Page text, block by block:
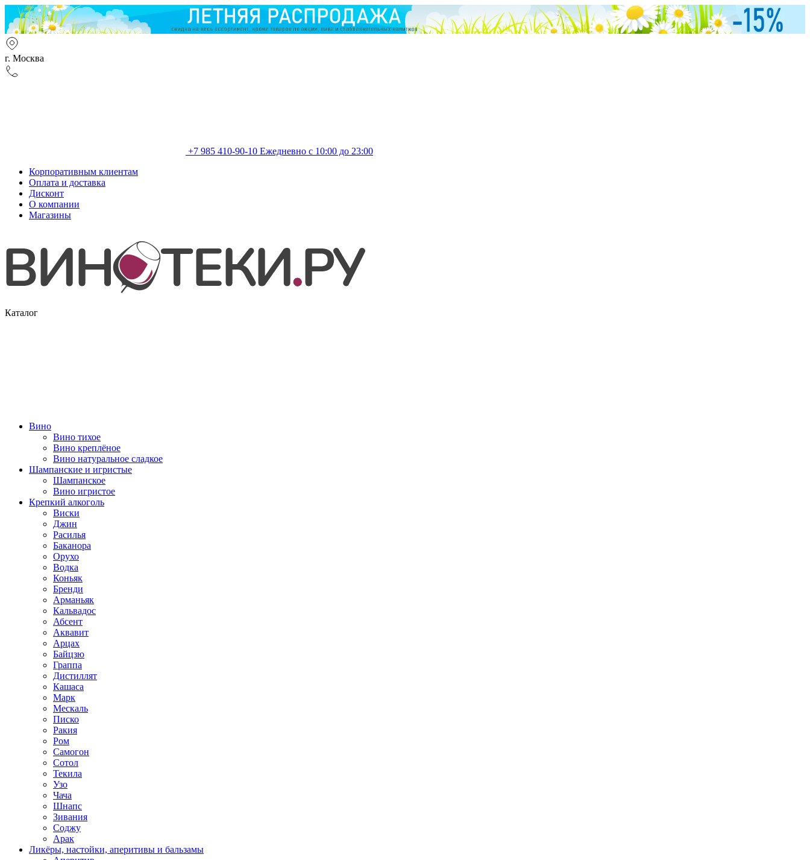
г. Москва
+7 985 410-90-10 Ежедневно с 10:00 до 23:00
Корпоративным клиентам
Оплата и доставка
Дисконт
О компании
Магазины
Каталог
Вино
Вино тихое
Вино креплёное
Вино натуральное сладкое
Шампанские и игристые
Шампанское
Вино игристое
Крепкий алкоголь
Виски
Джин
Расилья
Баканора
Орухо
Водка
Коньяк
Бренди
Арманьяк
Кальвадос
Абсент
Аквавит
Арцах
Байцзю
Граппа
Дистиллят
Кашаса
Марк
Мескаль
Писко
Ракия
Ром
Самогон
Сотол
Текила
Узо
Чача
Шнапс
Зивания
Соджу
Арак
Ликёры, настойки, аперитивы и бальзамы